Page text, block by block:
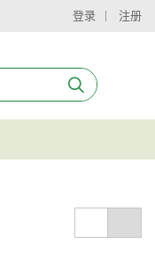
登录 注册